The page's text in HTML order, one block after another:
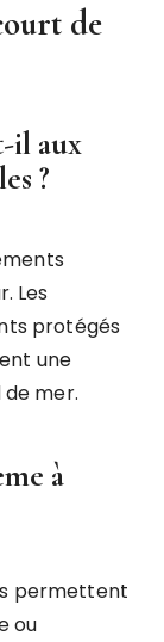
de
il aux
?
Les
protégés
une
mer.
à
permettent
ou